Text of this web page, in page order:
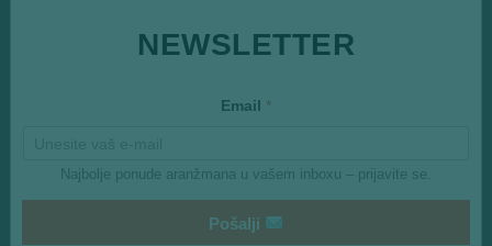
m
a
NEWSLETTER
Email *
Najbolje ponude aranžmana u vašem inboxu – prijavite se.
Pošalji